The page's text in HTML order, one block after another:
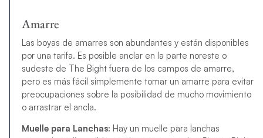
Amarre
Las boyas de amarres son abundantes y están disponibles
por una tarifa. Es posible anclar en la parte noreste o
sudeste de The Bight fuera de los campos de amarre,
pero es más fácil simplemente tomar un amarre para evitar
preocupaciones sobre la posibilidad de mucho movimiento
o arrastrar el ancla.
Muelle para Lanchas: Hay un muelle para lanchas